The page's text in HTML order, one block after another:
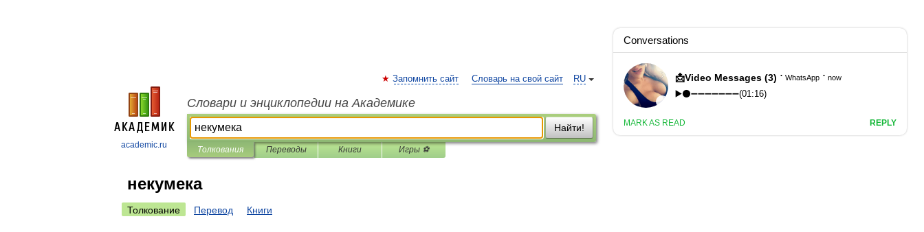
academic.ru
RU
Запомнить сайт Словарь на свой сайт
Словари и энциклопедии на Академике
Найти!
Толкования Переводы Книги Игры ⚽
некумека
Толкование Перевод Книги